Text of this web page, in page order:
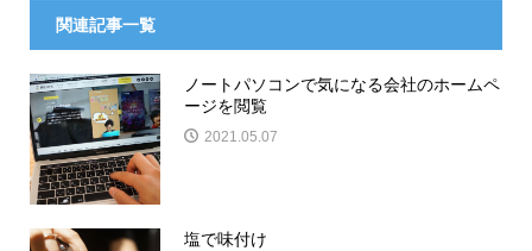
関連記事一覧
ノートパソコンで気になる会社のホームペ
ージを閲覧
2021.05.07
塩で味付け